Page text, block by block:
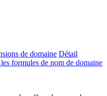
de domaine Détail
formules de nom de domaine